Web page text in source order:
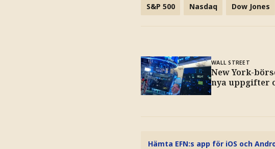
S&P 500 Nasdaq Dow Jones
WALL STREET
New York-
nya uppgifter
Hämta EFN:s app för iOS och